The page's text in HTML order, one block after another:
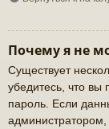
Почему я не
Существует
убедитесь, что вы
пароль. Если